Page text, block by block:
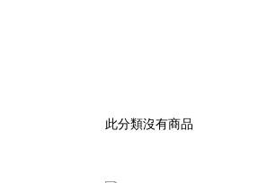
此分類沒有商品